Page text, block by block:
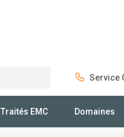
Service
Traités EMC Domaines